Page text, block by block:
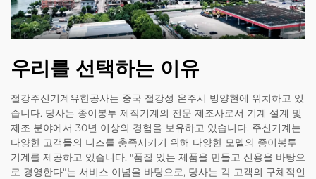
우리를 선택하는 이유
절강주신기계유한공사는 중국 절강성 온주시 빙양현에 위치하고 있
습니다. 당사는 종이봉투 제작기계의 전문 제조사로서 기계 설계 및
제조 분야에서 30년 이상의 경험을 보유하고 있습니다. 주신기계는
다양한 고객들의 니즈를 충족시키기 위해 다양한 모델의 종이봉투
기계를 제공하고 있습니다. "품질 있는 제품을 만들고 신용을 바탕으
로 경영한다"는 서비스 이념을 바탕으로, 당사는 각 고객의 구체적인